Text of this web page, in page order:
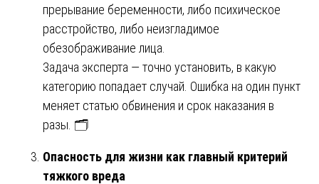
прерывание беременности, либо психическое
расстройство, либо неизгладимое
обезображивание лица.
Задача эксперта — точно установить, в какую
категорию попадает случай. Ошибка на один пункт
меняет статью обвинения и срок наказания в
разы. 🗂️
Опасность для жизни как главный критерий
тяжкого вреда